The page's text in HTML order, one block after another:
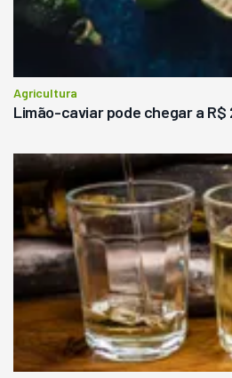
Agricultura
Limão-caviar pode chegar a R$